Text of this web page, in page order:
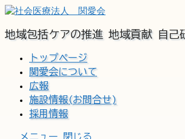
コ
テ
地域包括ケアの推進 地域貢献 自己
トップページ
関愛会について
広報
施設情報(お問合せ)
採用情報
メニュー 閉じる